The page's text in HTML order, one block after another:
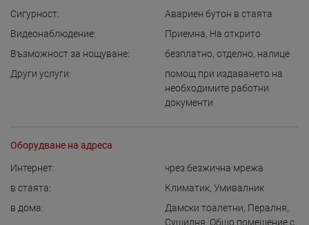
Сигурност:
Авариен бутон в стаята
Видеонаблюдение:
Приемна, На открито
Възможност за нощуване:
безплатно, отделно, налице
Други услуги:
помощ при издаването на
необходимите работни
документи
Оборудване на адреса
Интернет:
чрез безжична мрежа
в стаята:
Климатик, Умивалник
в дома:
Дамски тоалетни, Пералня,
Сушилня, Общо помещение с